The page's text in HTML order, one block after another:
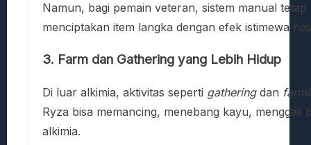
Namun, bagi pemain veteran, sistem manual
menciptakan item langka dengan efek istimewa
3. Farm dan Gathering yang Lebih Hidup
Di luar alkimia, aktivitas seperti gatheringdan
Ryza bisa memancing, menebang kayu,
alkimia.